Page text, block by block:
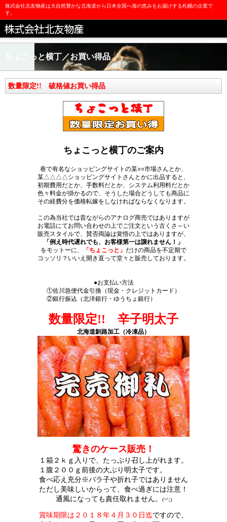
株式会社北友物産は大自然豊かな北海道から日本全国へ海の恵みをお届けする札幌の企業で
す。
ちょこっと横丁／お買い得品
数量限定!! 破格値お買い得品
ちょこっと横丁のご案内
巷で有名なショッピングサイトの某○○市場さんとか、
某△△△△ショッピングサイトさんとかに出品すると、
初期費用だとか、手数料だとか、システム利用料だとか
色々料金が掛かるので、そうした場合どうしても商品に
その経費分を価格転嫁をしなければならなくなります。
この為当社では昔ながらのアナログ商売ではありますが
お電話にてお問い合わせの上でご注文という古くさ～い
販売スタイルで、賛否両論は覚悟の上ではありますが、
「例え時代遅れでも、お客様第一は譲れません！」
をモットーに、
「ちょこっと」 だけの商品を不定期で
コッソリ？いいえ開き直って堂々と販売しております。
●お支払い方法
①佐川急便代金引換（現金・クレジットカード）
②銀行振込（北洋銀行・ゆうちょ銀行）
数量限定!! 辛子明太子
北海道釧路加工（冷凍品）
驚きのケース販売！
１箱２ｋｇ入りで、たっぷり召し上がれます。
１腹２００ｇ前後の大ぶり明太子です。
食べ応え充分※バラ子や折れ子ではありません
ただし美味しいからって、食べ過ぎには注意！
通風になっても責任取れません。
(^^;)
賞味期限は２０１８年４月３０日迄ですので、